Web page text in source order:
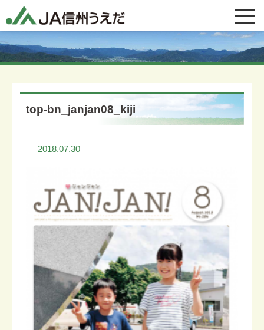
top-bn_janjan08_kiji
2018.07.30